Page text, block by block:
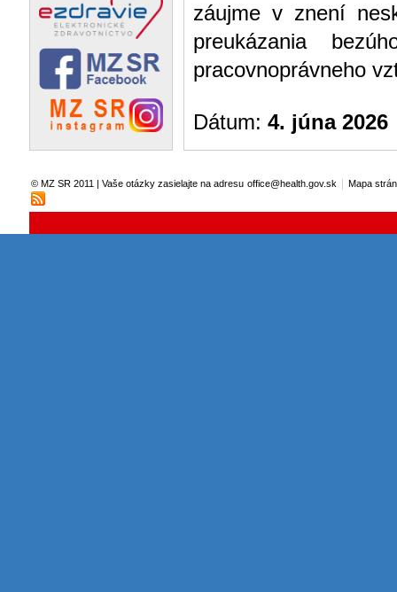
záujme v znení
preukázania
pracovnoprávneho
Dátum: 4. júna 2026
© MZ SR 2011 | Vaše otázky zasielajte na adresu office@health.gov.sk Mapa